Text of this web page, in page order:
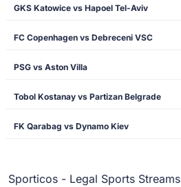
GKS Katowice vs Hapoel Tel-Aviv
FC Copenhagen vs Debreceni VSC
PSG vs Aston Villa
Tobol Kostanay vs Partizan Belgrade
FK Qarabag vs Dynamo Kiev
Sporticos - Legal Sports Streams